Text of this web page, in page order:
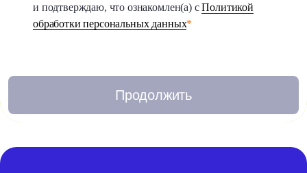
и подтверждаю, что ознакомлен(а) сПолитикой
обработки персональных данных*
Продолжить